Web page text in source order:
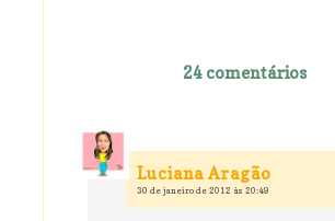
24 comentários
Luciana Aragão
30 de janeiro de 2012 às 20:49